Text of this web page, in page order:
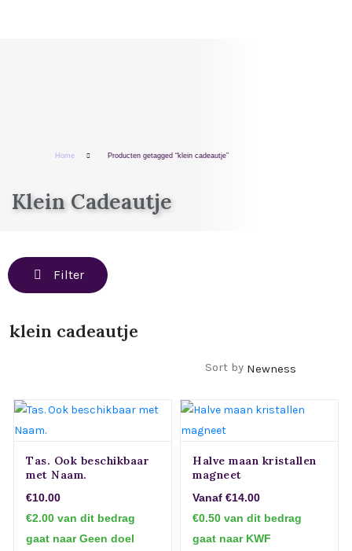
Home Producten getagged “klein cadeautje”
Klein Cadeautje
Filter
klein cadeautje
Sort by
Tas. Ook beschikbaar
met Naam.
€10.00
€2.00 van dit bedrag
gaat naar Geen doel
Halve maan kristallen
magneet
Vanaf €14.00
€0.50 van dit bedrag
gaat naar KWF